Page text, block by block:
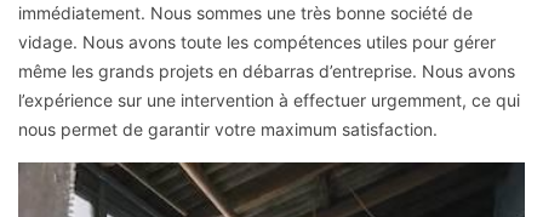
immédiatement. Nous sommes une très bonne société de
vidage. Nous avons toute les compétences utiles pour gérer
même les grands projets en débarras d’entreprise. Nous avons
l’expérience sur une intervention à effectuer urgemment, ce qui
nous permet de garantir votre maximum satisfaction.